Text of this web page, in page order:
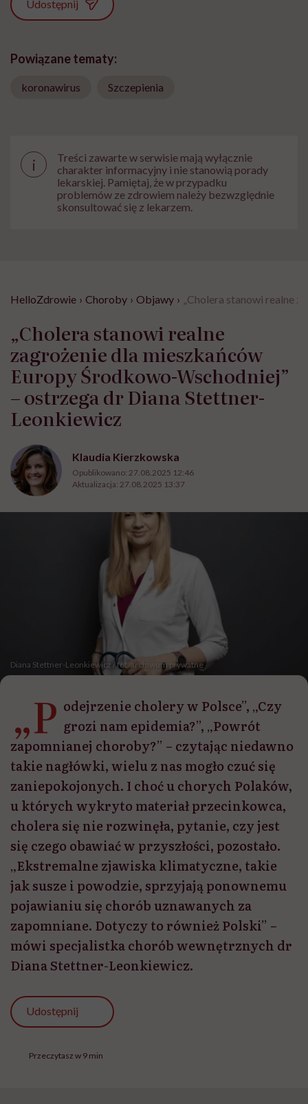
Udostępnij
Powiązane tematy:
koronawirus Szczepienia
i
Treści zawarte w serwisie mają wyłącznie
charakter informacyjny i nie stanowią porady
lekarskiej. Pamiętaj, że w przypadku
problemów ze zdrowiem należy bezwzględnie
skonsultować się z lekarzem.
HelloZdrowie › Choroby › Objawy › „Cholera stanowi realne
„Cholera stanowi realne
zagrożenie dla mieszkańców
Europy Środkowo-Wschodniej”
– ostrzega dr Diana Stettner-
Leonkiewicz
Klaudia Kierzkowska
Opublikowano: 27.08.2025 12:46
Aktualizacja: 27.08.2025 13:37
Diana Stettner-Leonkiewicz / fot. archiwum prywatne
„P odejrzenie cholery w Polsce”, „Czy
grozi nam epidemia?”, „Powrót
zapomnianej choroby?” – czytając niedawno
takie nagłówki, wielu z nas mogło czuć się
zaniepokojonych. I choć u chorych Polaków,
u których wykryto materiał przecinkowca,
cholera się nie rozwinęła, pytanie, czy jest
się czego obawiać w przyszłości, pozostało.
„Ekstremalne zjawiska klimatyczne, takie
jak susze i powodzie, sprzyjają ponownemu
pojawianiu się chorób uznawanych za
zapomniane. Dotyczy to również Polski” –
mówi specjalistka chorób wewnętrznych dr
Diana Stettner-Leonkiewicz.
Udostępnij
Przeczytasz w 9 min